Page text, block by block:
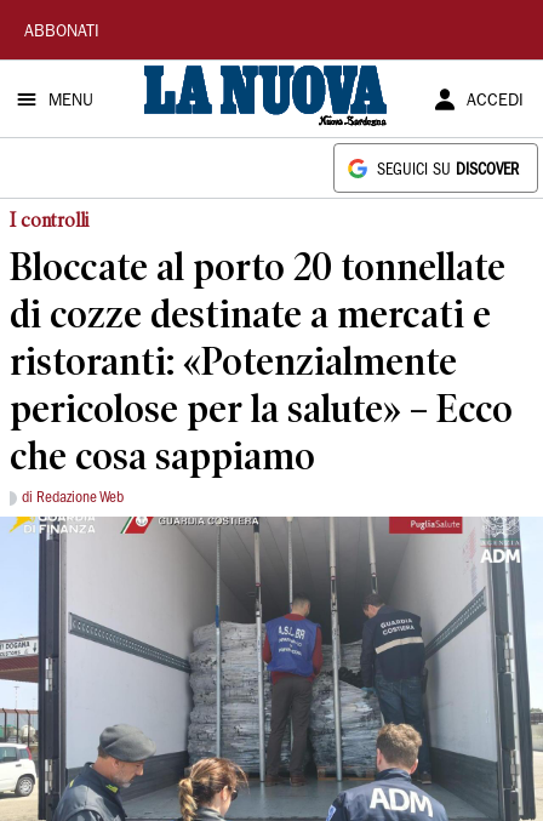
La
Nuova
Sardegna
ABBONATI
MENU ACCEDI
SEGUICI SU DISCOVER
I controlli
Bloccate al porto 20 tonnellate
di cozze destinate a mercati e
ristoranti: «Potenzialmente
pericolose per la salute» – Ecco
che cosa sappiamo
di Redazione Web